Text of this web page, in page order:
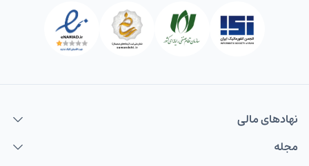
نهاد‌های مالی
مجله